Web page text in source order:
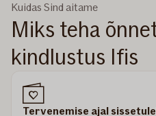
Kuidas Sind aitame
Miks teha
kindlustus Ifis
Tervenemise ajal